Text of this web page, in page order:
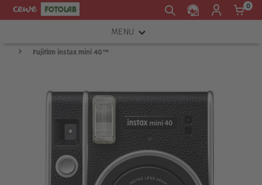
0
MENU
FOTOAPARÁTY
TISKÁRNY A SKENERY
FOTOBRAŠNY
Fujifilm instax mini 40™